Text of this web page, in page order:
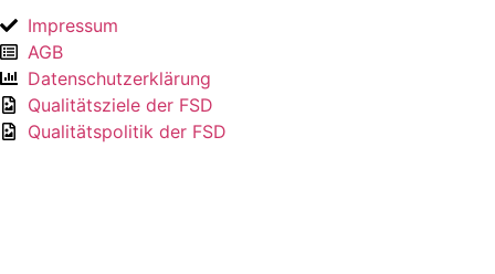
Impressum
AGB
Datenschutzerklärung
Qualitätsziele der FSD
Qualitätspolitik der FSD